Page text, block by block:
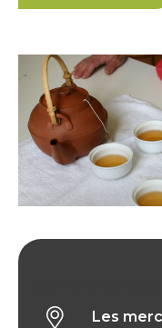
Les